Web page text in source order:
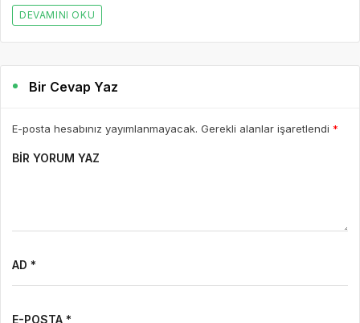
DEVAMINI OKU
Bir Cevap Yaz
E-posta hesabınız yayımlanmayacak. Gerekli alanlar işaretlendi *
BIR YORUM YAZ
AD *
E-POSTA *